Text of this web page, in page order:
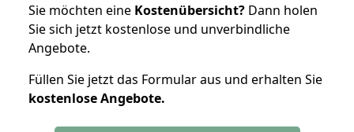
Sie möchten eine Kostenübersicht? Dann holen
Sie sich jetzt kostenlose und unverbindliche
Angebote.
Füllen Sie jetzt das Formular aus und erhalten Sie
kostenloseAngebote.